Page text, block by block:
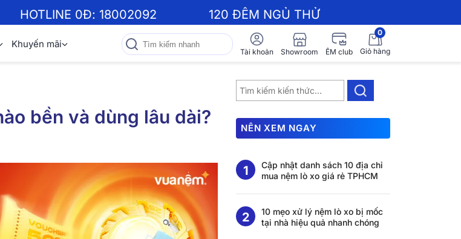
HOTLINE 0Đ: 18002092 120 ĐÊM NGỦ THỬ
Khuyến mãi
Tài khoản Showroom ÊM club
0
Giỏ hàng
bền và dùng lâu dài?
NÊN XEM NGAY
Cập nhật danh sách 10 địa chỉ
mua nệm lò xo giá rẻ TPHCM
10 mẹo xử lý nệm lò xo bị mốc
tại nhà hiệu quả nhanh chóng